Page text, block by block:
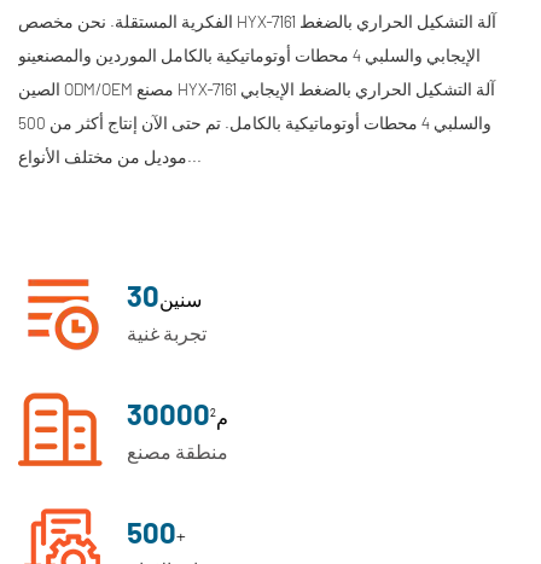
الفكرية المستقلة. نحن مخصص HYX-7161 آلة التشكيل الحراري بالضغط
الإيجابي والسلبي 4 محطات أوتوماتيكية بالكامل الموردين والمصنعين
و
الصين ODM/OEM مصنع HYX-7161 آلة التشكيل الحراري بالضغط الإيجابي
والسلبي 4 محطات أوتوماتيكية بالكامل
. تم حتى الآن إنتاج أكثر من 500
موديل من مختلف الأنواع...
30سنين
تجربة غنية
30000 م²
منطقة مصنع
500+